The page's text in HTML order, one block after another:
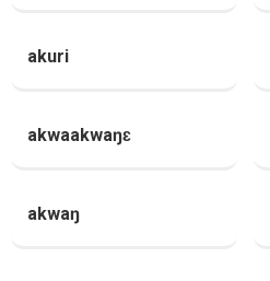
akuri
akwaakwaŋɛ
akwaŋ